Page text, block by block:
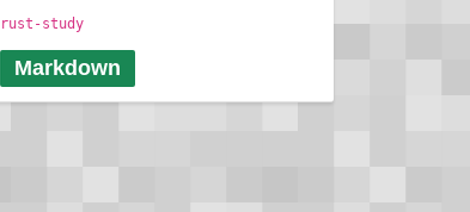
rust-study
Markdown